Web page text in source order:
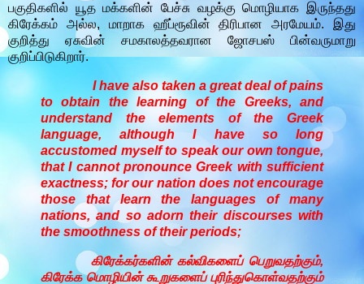
பகுதிகளில் யூத மக்களின் பேச்சு வழக்கு மொழியாக இருந்தது
கிரேக்கம் அல்ல, மாறாக ஹீப்ரூவின் திரிபான அரமேயம். இது
குறித்து ஏசுவின் சமகாலத்தவரான ஜோசபஸ் பின்வருமாறு
குறிப்பிடுகிறார்.
I have also taken a great deal of pains
to obtain the learning of the Greeks, and
understand the elements of the Greek
language, although I have so long
accustomed myself to speak our own tongue,
that I cannot pronounce Greek with sufficient
exactness; for our nation does not encourage
those that learn the languages of many
nations, and so adorn their discourses with
the smoothness of their periods;
கிரேக்கர்களின் கல்விகளைப் பெறுவதற்கும்,
கிரேக்க மொழியின் கூறுகளைப் புரிந்துகொள்வதற்கும்